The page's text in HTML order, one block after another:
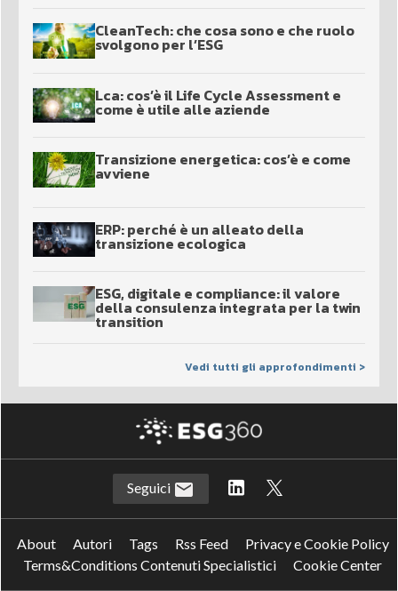
CleanTech: che cosa sono e che ruolo
svolgono per l’ESG
Lca: cos’è il Life Cycle Assessment e
come è utile alle aziende
Transizione energetica: cos’è e come
avviene
ERP: perché è un alleato della
transizione ecologica
ESG, digitale e compliance: il valore
della consulenza integrata per la twin
transition
Vedi tutti gli approfondimenti >
Seguici
About Autori Tags Rss Feed
Privacy e Cookie Policy
Terms&Conditions Contenuti Specialistici
Cookie Center